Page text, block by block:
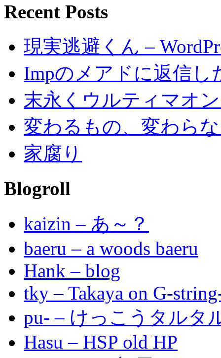
Recent Posts
現実逃避くん –
Impのメアドに返信し
末永くウルティマオ
変わるもの、変わら
家腐り
Blogroll
kaizin – あ～？
baeru – a woods baeru
Hank – blog
tky – Takaya on G-
pu- – けっこうタルタ
Hasu – HSP old HP